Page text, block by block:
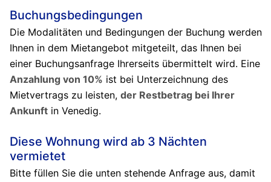
Buchungsbedingungen
Die Modalitäten und Bedingungen der Buchung werden
Ihnen in dem Mietangebot mitgeteilt, das Ihnen bei
einer Buchungsanfrage Ihrerseits übermittelt wird. Eine
Anzahlung von 10% ist bei Unterzeichnung des
Mietvertrags zu leisten, der Restbetrag bei Ihrer
Ankunftin Venedig.
Diese Wohnung wird ab 3 Nächten
vermietet
Bitte füllen Sie die unten stehende Anfrage aus, damit